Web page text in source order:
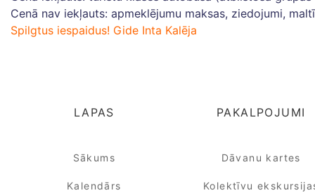
Cenā nav iekļauts: apmeklējumu maksas, ziedojumi,
Spilgtus iespaidus! Gide Inta Kalēja
LAPAS
Sākums
Kalendārs
PAKALPOJUMI
Dāvanu kartes
Kolektīvu